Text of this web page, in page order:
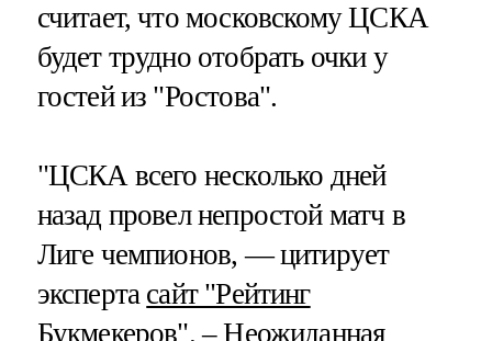
считает, что московскому ЦСКА
будет трудно отобрать очки у
гостей из "Ростова".
"ЦСКА всего несколько дней
назад провел непростой матч в
Лиге чемпионов, — цитирует
эксперта сайт "Рейтинг
Букмекеров". – Неожиданная